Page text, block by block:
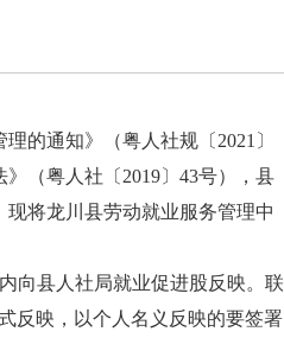
的通知》（粤人社规〔2021〕
（粤人社〔2019〕43号），县
将龙川县劳动就业服务管理中
县人社局就业促进股反映。联
反映，以个人名义反映的要签署